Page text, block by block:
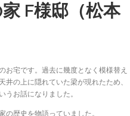
F様邸（松本
お宅です。過去に幾度となく模様替え
の上に隠れていた梁が現れたため、
お話になりました。
歴史を物語っていました。